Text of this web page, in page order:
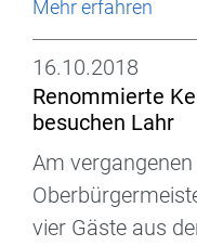
Mehr erfahren
16.10.2018
Renommierte
besuchen Lahr
Am
vier Gäste aus